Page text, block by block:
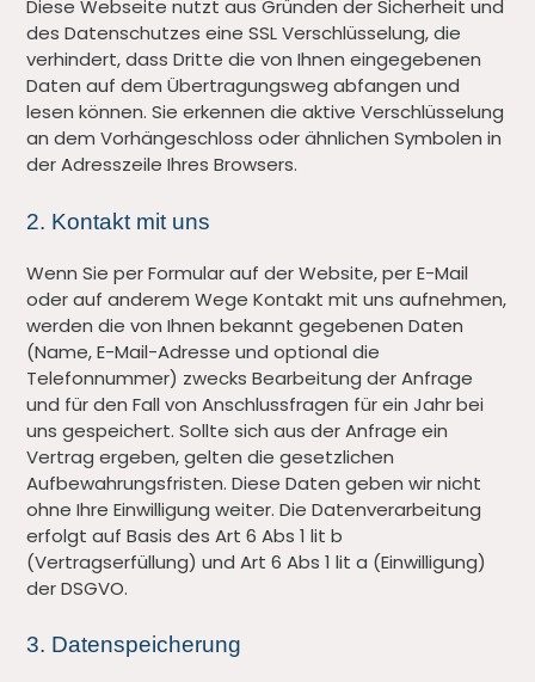
Diese Webseite nutzt aus Gründen der Sicherheit und
des Datenschutzes eine SSL Verschlüsselung, die
verhindert, dass Dritte die von Ihnen eingegebenen
Daten auf dem Übertragungsweg abfangen und
lesen können. Sie erkennen die aktive Verschlüsselung
an dem Vorhängeschloss oder ähnlichen Symbolen in
der Adresszeile Ihres Browsers.
2. Kontakt mit uns
Wenn Sie per Formular auf der Website, per E-Mail
oder auf anderem Wege Kontakt mit uns aufnehmen,
werden die von Ihnen bekannt gegebenen Daten
(Name, E-Mail-Adresse und optional die
Telefonnummer) zwecks Bearbeitung der Anfrage
und für den Fall von Anschlussfragen für ein Jahr bei
uns gespeichert. Sollte sich aus der Anfrage ein
Vertrag ergeben, gelten die gesetzlichen
Aufbewahrungsfristen. Diese Daten geben wir nicht
ohne Ihre Einwilligung weiter. Die Datenverarbeitung
erfolgt auf Basis des Art 6 Abs 1 lit b
(Vertragserfüllung) und Art 6 Abs 1 lit a (Einwilligung)
der DSGVO.
3. Datenspeicherung